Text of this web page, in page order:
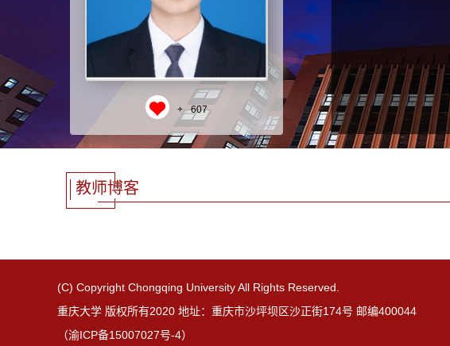
+ 607
教师博客
(C) Copyright Chongqing University All Rights Reserved.
重庆大学 版权所有2020 地址：重庆市沙坪坝区沙正街174号 邮编400044
（渝ICP备15007027号-4）